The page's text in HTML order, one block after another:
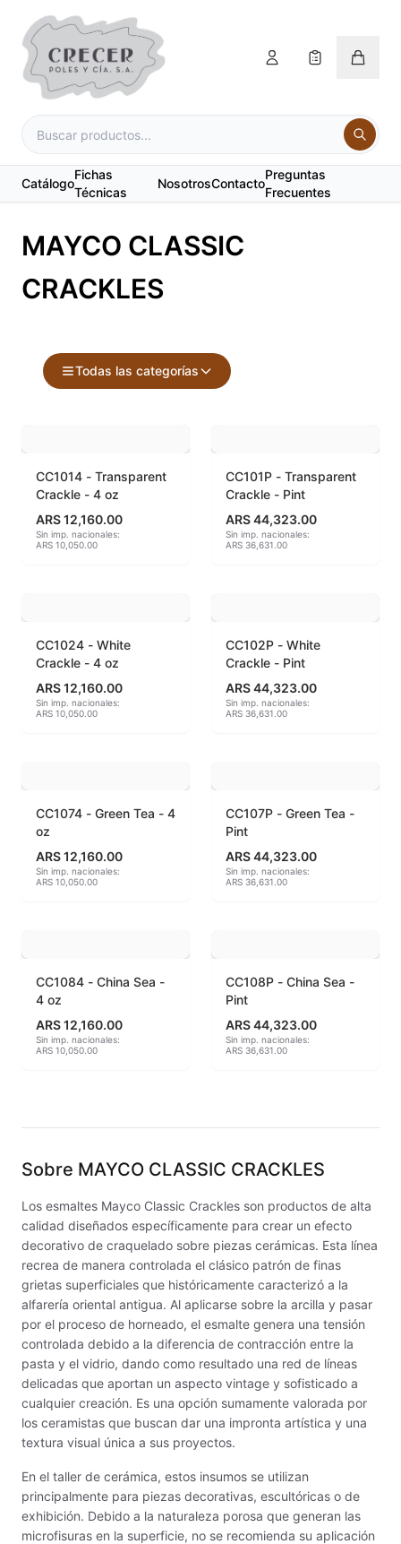
Catálogo
Fichas
Técnicas
NosotrosContacto
Preguntas
Frecuentes
MAYCO CLASSIC
CRACKLES
Todas las categorías
Arcilla Secado al Aire
Conos pirometricos Orton
Contramoldes
Crisoles refractarios
Esmaltes Artisticos
Esmaltes fundentes fluxes
Esmaltes Mates y Satinados
Esmaltes para porcelana (1230ºC - 1270ºC)
Esmaltes preparados
Fritas cerámicas
Granillas (970ºC-1020ºC)
Hereaus (750ºC - 850ºC)
Herramientas
Jaspeadores
Kingtsugi
Ladrillos aislantes para horno
CC1014 - Transparent
Crackle - 4 oz
ARS 12,160.00
Sin imp. nacionales:
ARS 10,050.00
CC101P - Transparent
Crackle - Pint
ARS 44,323.00
Sin imp. nacionales:
ARS 36,631.00
CC1024 - White
Crackle - 4 oz
ARS 12,160.00
Sin imp. nacionales:
ARS 10,050.00
CC102P - White
Crackle - Pint
ARS 44,323.00
Sin imp. nacionales:
ARS 36,631.00
CC1074 - Green Tea - 4
oz
ARS 12,160.00
Sin imp. nacionales:
ARS 10,050.00
CC107P - Green Tea -
Pint
ARS 44,323.00
Sin imp. nacionales:
ARS 36,631.00
CC1084 - China Sea -
4 oz
ARS 12,160.00
Sin imp. nacionales:
ARS 10,050.00
CC108P - China Sea -
Pint
ARS 44,323.00
Sin imp. nacionales:
ARS 36,631.00
Sobre MAYCO CLASSIC CRACKLES
Los esmaltes Mayco Classic Crackles son productos de alta
calidad diseñados específicamente para crear un efecto
decorativo de craquelado sobre piezas cerámicas. Esta línea
recrea de manera controlada el clásico patrón de finas
grietas superficiales que históricamente caracterizó a la
alfarería oriental antigua. Al aplicarse sobre la arcilla y pasar
por el proceso de horneado, el esmalte genera una tensión
controlada debido a la diferencia de contracción entre la
pasta y el vidrio, dando como resultado una red de líneas
delicadas que aportan un aspecto vintage y sofisticado a
cualquier creación. Es una opción sumamente valorada por
los ceramistas que buscan dar una impronta artística y una
textura visual única a sus proyectos.
En el taller de cerámica, estos insumos se utilizan
principalmente para piezas decorativas, escultóricas o de
exhibición. Debido a la naturaleza porosa que generan las
microfisuras en la superficie, no se recomienda su aplicación